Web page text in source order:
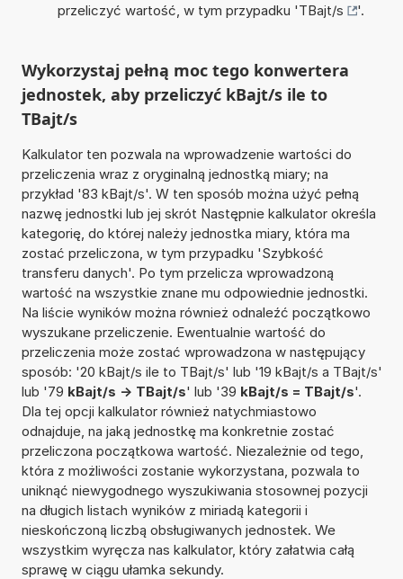
przeliczyć wartość, w tym przypadku 'TBajt/s '.
Wykorzystaj pełną moc tego konwertera
jednostek, aby przeliczyć kBajt/s ile to
TBajt/s
Kalkulator ten pozwala na wprowadzenie wartości do
przeliczenia wraz z oryginalną jednostką miary; na
przykład '83 kBajt/s'. W ten sposób można użyć pełną
nazwę jednostki lub jej skrót Następnie kalkulator określa
kategorię, do której należy jednostka miary, która ma
zostać przeliczona, w tym przypadku 'Szybkość
transferu danych'. Po tym przelicza wprowadzoną
wartość na wszystkie znane mu odpowiednie jednostki.
Na liście wyników można również odnaleźć początkowo
wyszukane przeliczenie. Ewentualnie wartość do
przeliczenia może zostać wprowadzona w następujący
sposób: '20 kBajt/s ile to TBajt/s' lub '19 kBajt/s a TBajt/s'
lub '79 kBajt/s -> TBajt/s' lub '39 kBajt/s = TBajt/s'.
Dla tej opcji kalkulator również natychmiastowo
odnajduje, na jaką jednostkę ma konkretnie zostać
przeliczona początkowa wartość. Niezależnie od tego,
która z możliwości zostanie wykorzystana, pozwala to
uniknąć niewygodnego wyszukiwania stosownej pozycji
na długich listach wyników z miriadą kategorii i
nieskończoną liczbą obsługiwanych jednostek. We
wszystkim wyręcza nas kalkulator, który załatwia całą
sprawę w ciągu ułamka sekundy.